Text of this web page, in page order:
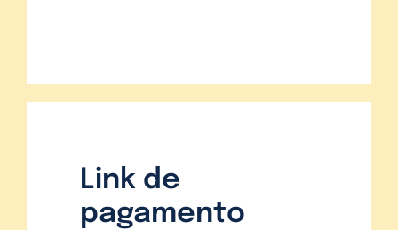
Link de
pagamento